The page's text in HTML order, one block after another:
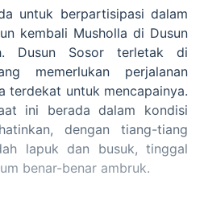
untuk berpartisipasi dalam
kembali Musholla di Dusun
Dusun Sosor terletak di
memerlukan perjalanan
terdekat untuk mencapainya.
ini berada dalam kondisi
dengan tiang-tiang
lapuk dan busuk, tinggal
benar-benar ambruk.